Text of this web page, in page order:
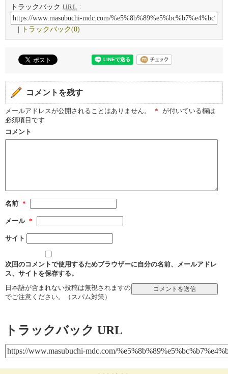
トラックバック URL :
| トラックバック(0)
コメントを残す
メールアドレスが公開されることはありません。 *
が付いている欄は
必須項目です
コメント
名前 *
メール *
サイト
次回のコメントで使用するためブラウザーに自分の名前、メールアドレ
ス、サイトを保存する。
日本語が含まれない投稿は無視されますの
でご注意ください。（スパム対策）
トラックバック URL